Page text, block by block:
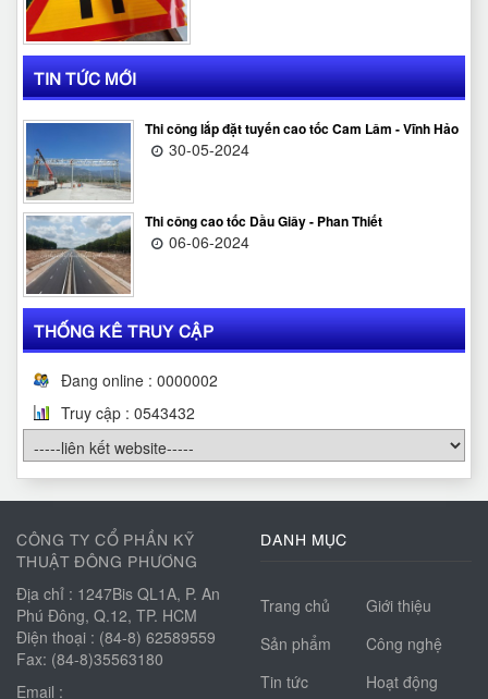
TIN TỨC MỚI
Thi công lắp đặt tuyến cao tốc Cam Lâm - Vĩnh Hảo
30-05-2024
Thi công cao tốc Dầu Giây - Phan Thiết
06-06-2024
THỐNG KÊ TRUY CẬP
Đang online : 0000002
Truy cập : 0543432
CÔNG TY CỔ PHẦN KỸ
THUẬT ĐÔNG PHƯƠNG
Địa chỉ : 1247Bis QL1A, P. An
Phú Đông, Q.12, TP. HCM
Điện thoại : (84-8) 62589559
Fax: (84-8)35563180
Email :
DANH MỤC
Trang chủ
Giới thiệu
Sản phẩm
Công nghệ
Tin tức
Hoạt động